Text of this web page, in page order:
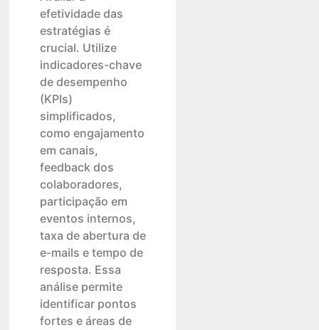
efetividade das
estratégias é
crucial. Utilize
indicadores-chave
de desempenho
(KPIs)
simplificados,
como engajamento
em canais,
feedback dos
colaboradores,
participação em
eventos internos,
taxa de abertura de
e-mails e tempo de
resposta. Essa
análise permite
identificar pontos
fortes e áreas de